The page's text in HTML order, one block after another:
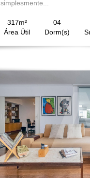
simplesmente...
317m²
Área Útil
04
Dorm(s)